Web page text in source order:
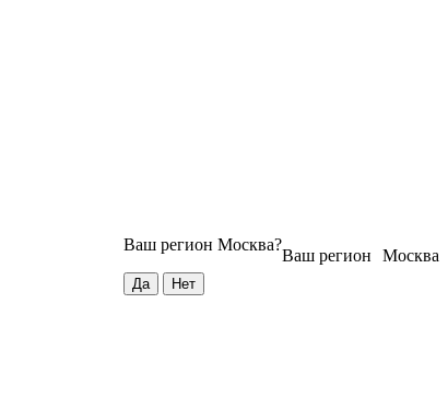
Москва
Ваш регион
Ваш регион Москва?